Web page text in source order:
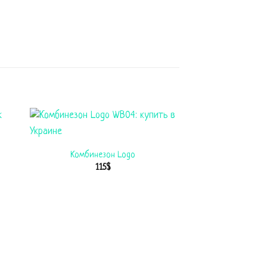
Комбинезон Logo
115$